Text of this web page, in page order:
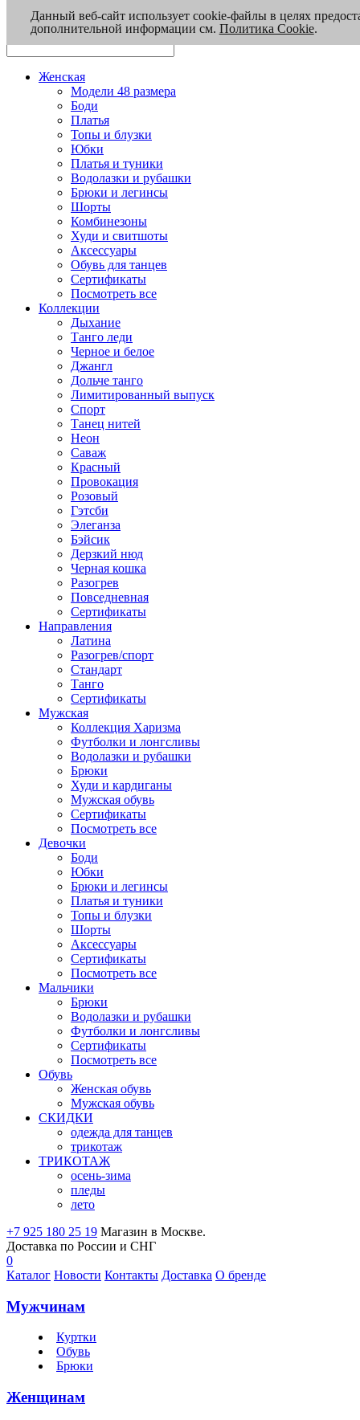
Женская
Модели 48 размера
Боди
Платья
Топы и блузки
Юбки
Платья и туники
Водолазки и рубашки
Брюки и легинсы
Шорты
Комбинезоны
Худи и свитшоты
Аксессуары
Обувь для танцев
Сертификаты
Посмотреть все
Коллекции
Дыхание
Танго леди
Черное и белое
Джангл
Дольче танго
Лимитированный выпуск
Спорт
Танец нитей
Неон
Саваж
Красный
Провокация
Розовый
Гэтсби
Элеганза
Бэйсик
Дерзкий нюд
Черная кошка
Разогрев
Повседневная
Сертификаты
Направления
Латина
Разогрев/спорт
Стандарт
Танго
Сертификаты
Мужская
Коллекция Харизма
Футболки и лонгсливы
Водолазки и рубашки
Брюки
Худи и кардиганы
Мужская обувь
Сертификаты
Посмотреть все
Девочки
Боди
Юбки
Брюки и легинсы
Платья и туники
Топы и блузки
Шорты
Аксессуары
Сертификаты
Посмотреть все
Мальчики
Брюки
Водолазки и рубашки
Футболки и лонгсливы
Сертификаты
Посмотреть все
Обувь
Женская обувь
Мужская обувь
СКИДКИ
одежда для танцев
трикотаж
ТРИКОТАЖ
осень-зима
пледы
лето
+7 925 180 25 19 Магазин в Москве.
Доставка по России и СНГ
0
Каталог Новости Контакты Доставка О бренде
Мужчинам
Куртки
Обувь
Брюки
Женщинам
Данный веб-сайт использует cookie-файлы в целях
дополнительной информации см. Политика Cookie.